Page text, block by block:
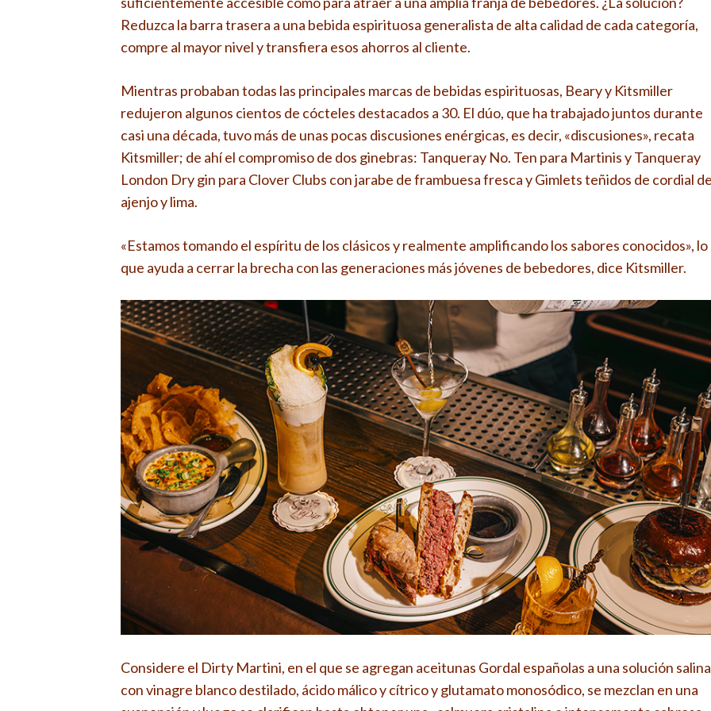
Reduzca la barra trasera a una bebida espirituosa generalista de alta calidad de cada categoría,
compre al mayor nivel y transfiera esos ahorros al cliente.
Mientras probaban todas las principales marcas de bebidas espirituosas, Beary y Kitsmiller
redujeron algunos cientos de cócteles destacados a 30. El dúo, que ha trabajado juntos durante
casi una década, tuvo más de unas pocas discusiones enérgicas, es decir, «discusiones», recata
Kitsmiller; de ahí el compromiso de dos ginebras: Tanqueray No. Ten para Martinis y Tanqueray
London Dry gin para Clover Clubs con jarabe de frambuesa fresca y Gimlets teñidos de cordial
ajenjo y lima.
«Estamos tomando el espíritu de los clásicos y realmente amplificando los sabores conocidos», lo
que ayuda a cerrar la brecha con las generaciones más jóvenes de bebedores, dice Kitsmiller.
Considere el Dirty Martini, en el que se agregan aceitunas Gordal españolas a una solución salina
con vinagre blanco destilado, ácido málico y cítrico y glutamato monosódico, se mezclan en una